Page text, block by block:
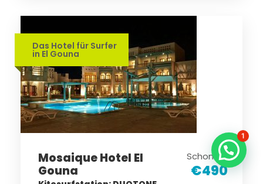
Das Hotel für Surfer
in El Gouna
Mosaique Hotel El
Gouna
Schon ab
€490
1